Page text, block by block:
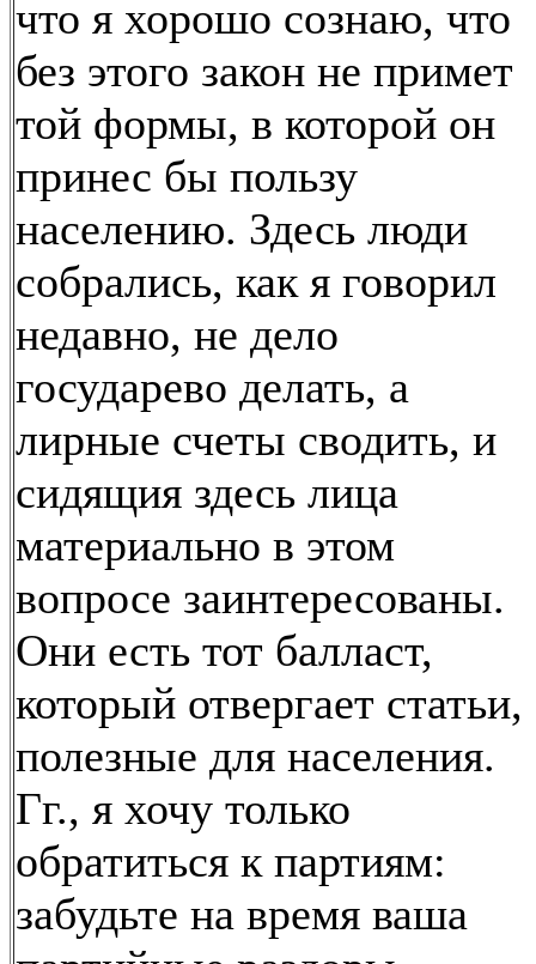
что я хорошо сознаю, что
без этого закон не примет
той формы, в которой он
принес бы пользу
населению. Здесь люди
собрались, как я говорил
недавно, не дело
государево делать, а
лирные счеты сводить, и
сидящия здесь лица
материально в этом
вопросе заинтересованы.
Они есть тот балласт,
который отвергает статьи,
полезные для населения.
Гг., я хочу только
обратиться к партиям:
забудьте на время ваша